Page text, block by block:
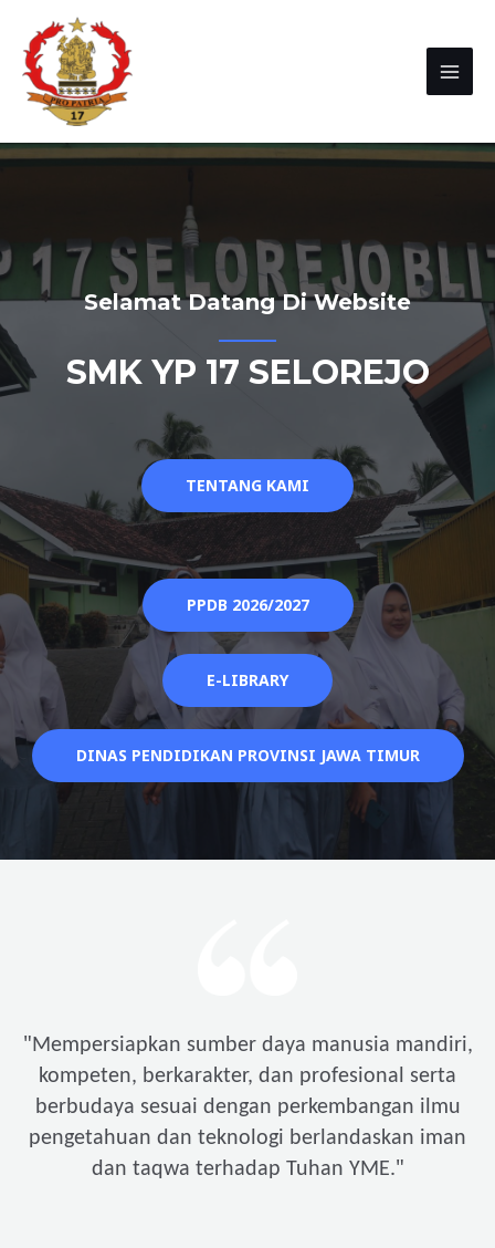
Selamat Datang Di Website
SMK YP 17 SELOREJO
TENTANG KAMI
PPDB 2026/2027
E-LIBRARY
DINAS PENDIDIKAN PROVINSI JAWA TIMUR
"Mempersiapkan sumber daya manusia mandiri,
kompeten, berkarakter, dan profesional serta
berbudaya sesuai dengan perkembangan ilmu
pengetahuan dan teknologi berlandaskan iman
dan taqwa terhadap Tuhan YME."